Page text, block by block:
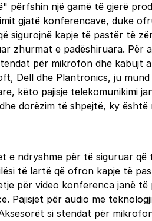
përfshin një gamë të gjerë
gjatë konferencave, duke
sigurojnë kapje të pastër të
zhurmat e padëshiruara. Për
për mikrofon dhe kabujt
Dell dhe Plantronics, ju
këto pajisje telekomunikimi
dorëzim të shpejtë, ky
e ndryshme për të siguruar
të lartë që ofron kapje të
për video konferenca janë
për audio me
si stendat për